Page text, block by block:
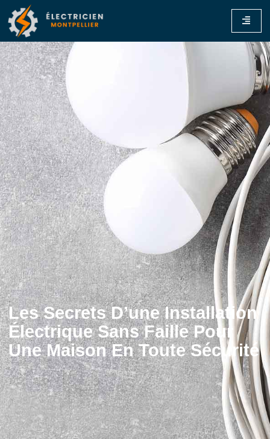
Les Secrets D’une Installation
Électrique Sans Faille Pour
Une Maison En Toute Sécurité